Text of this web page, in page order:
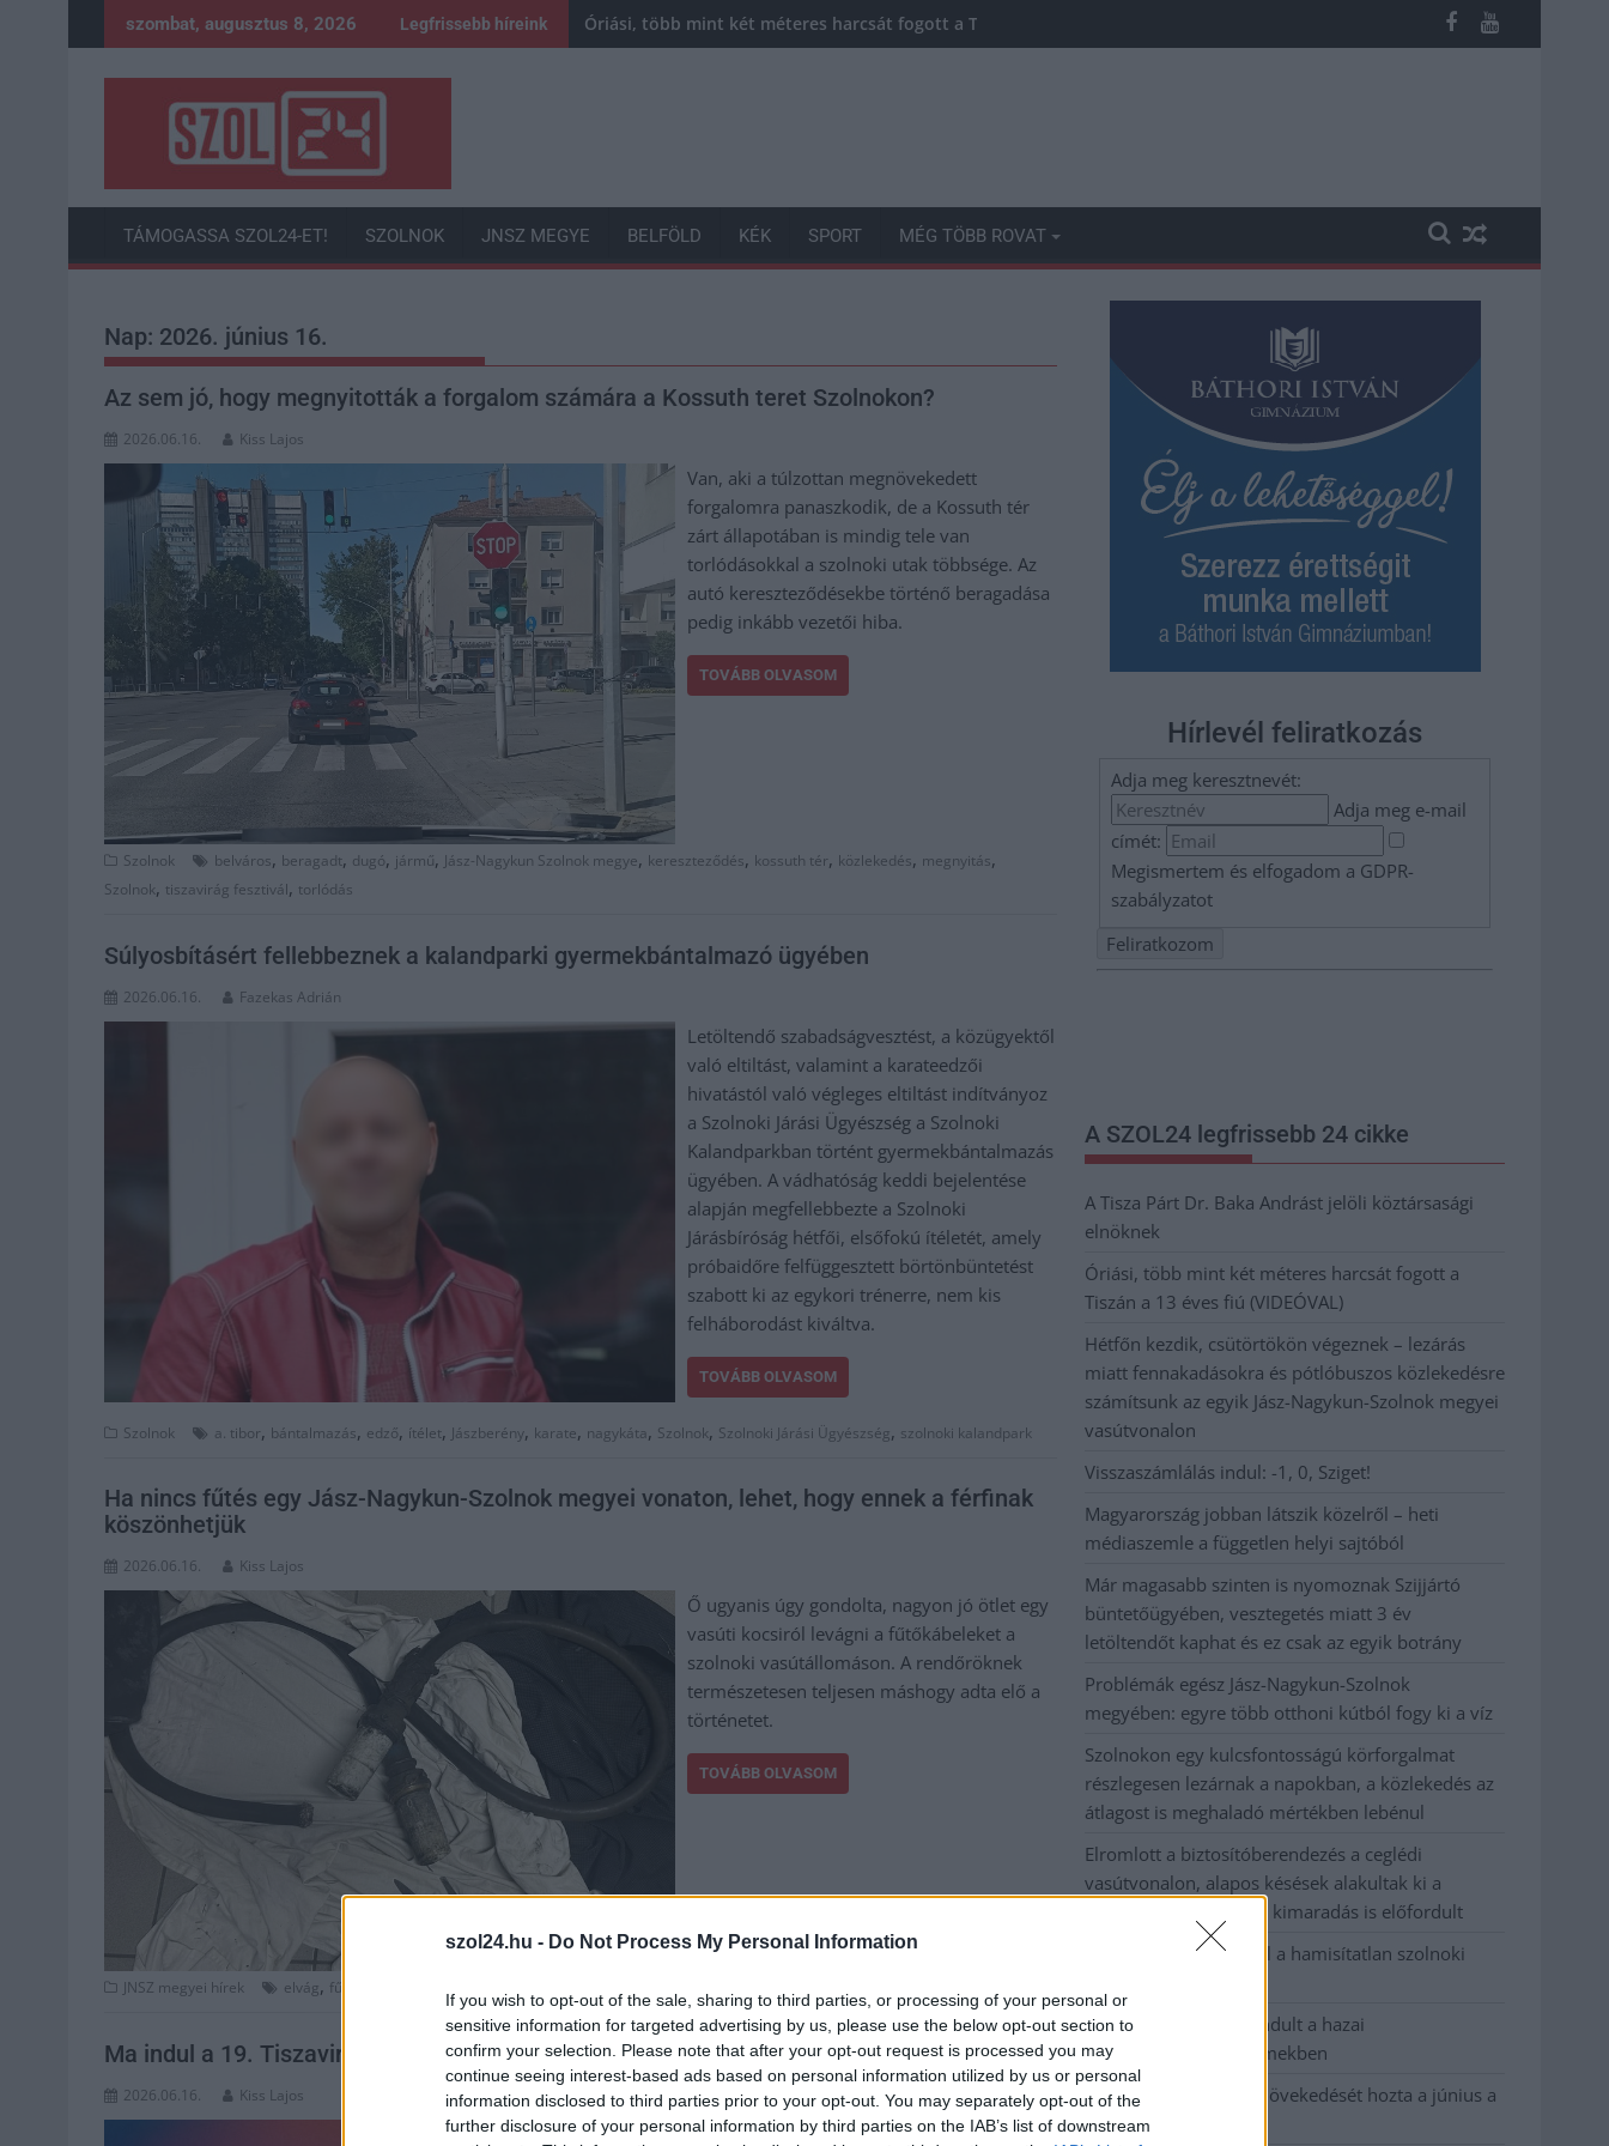
szol24.hu - Do Not Process My Personal Information
If you wish to opt-out of the sale, sharing to third parties, or processing of your personal or
sensitive information for targeted advertising by us, please use the below opt-out section to
confirm your selection. Please note that after your opt-out request is processed you may
continue seeing interest-based ads based on personal information utilized by us or personal
information disclosed to third parties prior to your opt-out. You may separately opt-out of the
further disclosure of your personal information by third parties on the IAB’s list of downstream
to
szombat, augusztus 8, 2026 Legfrissebb híreink Óriási, több mint két méteres harcsát fogott a Tiszán a 13 éves fiú (VIDEÓVAL)
TÁMOGASSA SZOL24-ET! SZOLNOK JNSZ MEGYE BELFÖLD KÉK SPORT MÉG TÖBB ROVAT
Nap: 2026. június 16.
Az sem jó, hogy megnyitották a forgalom számára a Kossuth teret Szolnokon?
2026.06.16. Kiss Lajos
Van, aki a túlzottan megnövekedett
forgalomra panaszkodik, de a Kossuth tér
zárt állapotában is mindig tele van
torlódásokkal a szolnoki utak többsége. Az
autó kereszteződésekbe történő beragadása
pedig inkább vezetői hiba.
TOVÁBB OLVASOM
Szolnok belváros, beragadt, dugó, jármű, Jász-Nagykun Szolnok megye, kereszteződés, kossuth tér, közlekedés, megnyitás,
Szolnok, tiszavirág fesztivál, torlódás
Súlyosbításért fellebbeznek a kalandparki gyermekbántalmazó ügyében
2026.06.16. Fazekas Adrián
Letöltendő szabadságvesztést, a közügyektől
való eltiltást, valamint a karateedzői
hivatástól való végleges eltiltást indítványoz
a Szolnoki Járási Ügyészség a Szolnoki
Kalandparkban történt gyermekbántalmazás
ügyében. A vádhatóság keddi bejelentése
alapján megfellebbezte a Szolnoki
Járásbíróság hétfői, elsőfokú ítéletét, amely
próbaidőre felfüggesztett börtönbüntetést
szabott ki az egykori trénerre, nem kis
felháborodást kiváltva.
TOVÁBB OLVASOM
Szolnok a. tibor, bántalmazás, edző, ítélet, Jászberény, karate, nagykáta, Szolnok, Szolnoki Járási Ügyészség, szolnoki kalandpark
Ha nincs fűtés egy Jász-Nagykun-Szolnok megyei vonaton, lehet, hogy ennek a férfinak
köszönhetjük
2026.06.16. Kiss Lajos
Ő ugyanis úgy gondolta, nagyon jó ötlet egy
vasúti kocsiról levágni a fűtőkábeleket a
szolnoki vasútállomáson. A rendőröknek
természetesen teljesen máshogy adta elő a
történetet.
TOVÁBB OLVASOM
JNSZ megyei hírek elvág, fűtés
Ma indul a 19. Tiszavirág Fesztivál, programok egész sorával
2026.06.16. Kiss Lajos
Kedden délután, igen barátságos időjárással
Hírlevél feliratkozás
Adja meg keresztnevét:
Adja meg e-mail
címét:
Megismertem és elfogadom a GDPR-
szabályzatot
A SZOL24 legfrissebb 24 cikke
A Tisza Párt Dr. Baka Andrást jelöli köztársasági
elnöknek
Óriási, több mint két méteres harcsát fogott a
Tiszán a 13 éves fiú (VIDEÓVAL)
Hétfőn kezdik, csütörtökön végeznek – lezárás
miatt fennakadásokra és pótlóbuszos közlekedésre
számítsunk az egyik Jász-Nagykun-Szolnok megyei
vasútvonalon
Visszaszámlálás indul: -1, 0, Sziget!
Magyarország jobban látszik közelről – heti
médiaszemle a független helyi sajtóból
Már magasabb szinten is nyomoznak Szijjártó
büntetőügyében, vesztegetés miatt 3 év
letöltendőt kaphat és ez csak az egyik botrány
Problémák egész Jász-Nagykun-Szolnok
megyében: egyre több otthoni kútból fogy ki a víz
Szolnokon egy kulcsfontosságú körforgalmat
részlegesen lezárnak a napokban, a közlekedés az
átlagost is meghaladó mértékben lebénul
Elromlott a biztosítóberendezés a ceglédi
vasútvonalon, alapos késések alakultak ki a
menetrendhez képest, kimaradás is előfordult
Ön szerint hogy készül a hamisítatlan szolnoki
Országos ellenőrzés indult a hazai
akkumulátoripari üzemekben
Az idei év leglassabb növekedését hozta a június a
kiskereskedelemben